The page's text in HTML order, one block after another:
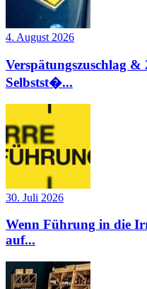
4. August 2026
Verspätungszuschlag &
Selbstst�...
30. Juli 2026
Wenn Führung in die
auf...